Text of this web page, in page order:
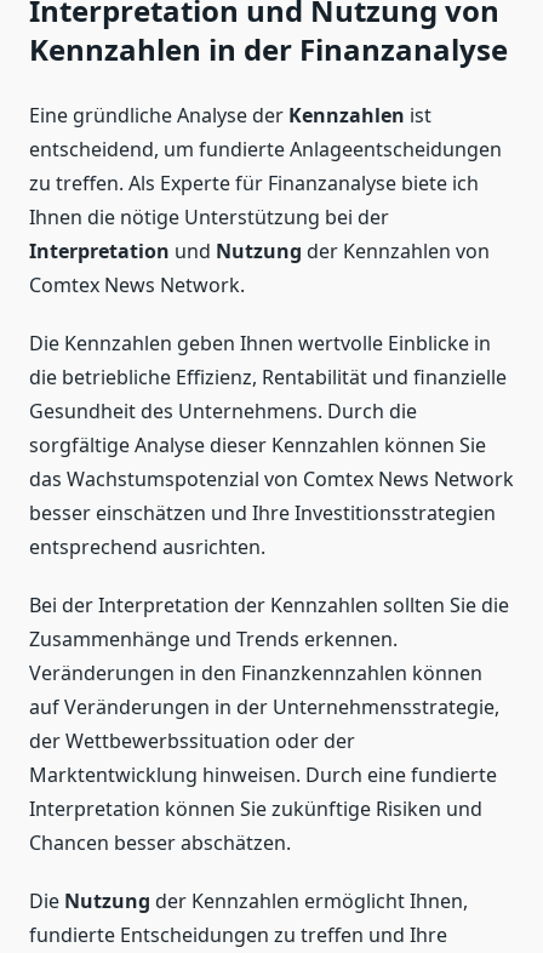
Interpretation und Nutzung von
Kennzahlen in der Finanzanalyse
Eine gründliche Analyse der Kennzahlen ist
entscheidend, um fundierte Anlageentscheidungen
zu treffen. Als Experte für Finanzanalyse biete ich
Ihnen die nötige Unterstützung bei der
Interpretation und Nutzung der Kennzahlen von
Comtex News Network.
Die Kennzahlen geben Ihnen wertvolle Einblicke in
die betriebliche Effizienz, Rentabilität und finanzielle
Gesundheit des Unternehmens. Durch die
sorgfältige Analyse dieser Kennzahlen können Sie
das Wachstumspotenzial von Comtex News Network
besser einschätzen und Ihre Investitionsstrategien
entsprechend ausrichten.
Bei der Interpretation der Kennzahlen sollten Sie die
Zusammenhänge und Trends erkennen.
Veränderungen in den Finanzkennzahlen können
auf Veränderungen in der Unternehmensstrategie,
der Wettbewerbssituation oder der
Marktentwicklung hinweisen. Durch eine fundierte
Interpretation können Sie zukünftige Risiken und
Chancen besser abschätzen.
Die Nutzung der Kennzahlen ermöglicht Ihnen,
fundierte Entscheidungen zu treffen und Ihre